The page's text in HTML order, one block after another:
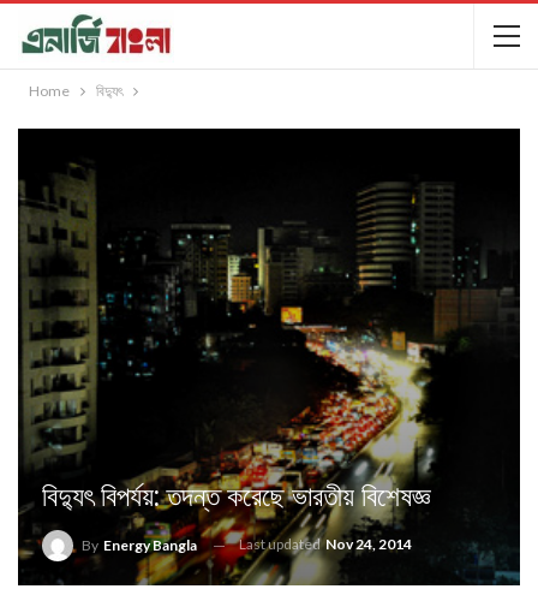
Home বিদ্যুৎ
বিদ্যুৎ বিপর্যয়: তদন্ত করেছে ভারতীয় বিশেষজ্ঞ
By Energy Bangla Last updatedNov 24, 2014